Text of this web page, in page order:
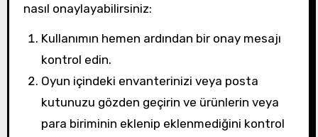
nasıl onaylayabilirsiniz:
Kullanımın hemen ardından bir onay mesajı
kontrol edin.
Oyun içindeki envanterinizi veya posta
kutunuzu gözden geçirin ve ürünlerin veya
para biriminin eklenip eklenmediğini kontrol